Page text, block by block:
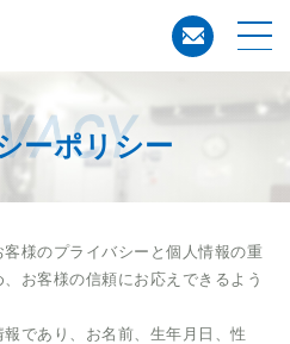
コイン
ーポリシー
様のプライバシーと個人情報の重
お客様の信頼にお応えできるよう
であり、お名前、生年月日、性